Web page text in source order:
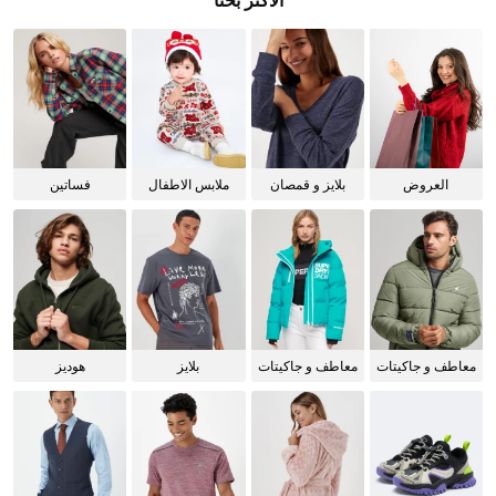
العروض
بلايز و قمصان
ملابس الاطفال فساتين
معاطف و جاكيتات
معاطف و جاكيتات
بلايز هوديز